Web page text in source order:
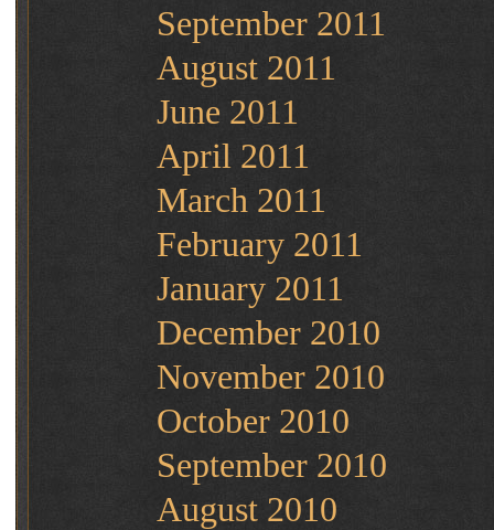
September 2011
August 2011
June 2011
April 2011
March 2011
February 2011
January 2011
December 2010
November 2010
October 2010
September 2010
August 2010